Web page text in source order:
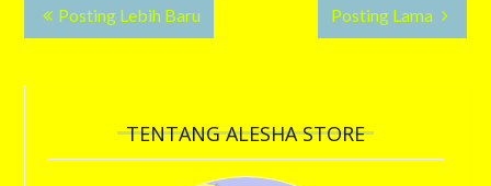
Posting Lebih Baru Posting Lama
TENTANG ALESHA STORE